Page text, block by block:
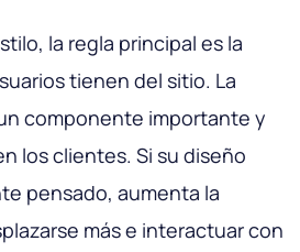
la regla principal es la
tienen del sitio. La
componente importante y
los clientes. Si su diseño
pensado, aumenta la
más e interactuar con